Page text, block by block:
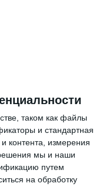
таком как файлы
и стандартная
контента, измерения
мы и наши
путем
на обработку